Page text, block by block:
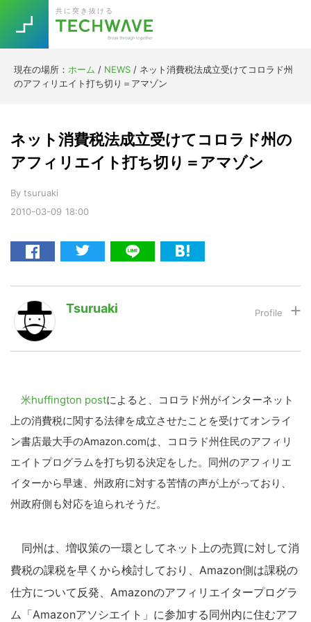
primary
navigation
main
content
primary
sidebar
footer
共に突き抜ける
現在の場所： ホーム / NEWS / ネット消費税法成立受けてコロラド州
のアフィリエイト打ち切り＝アマゾン
2010-03-09 18:00
ネット消費税法成立受けてコロラド州の
アフィリエイト打ち切り＝アマゾン
By tsuruaki
Tsuruaki
米huffington postによると、コロラド州がインターネット
上の消費税に関する法律を成立させたことを受けてオンライ
ン書店最大手のAmazon.comは、コロラド州住民のアフィリ
エイトプログラムを打ち切る決定をした。同州のアフィリエ
イターから早速、州政府に対する苦情の声が上がっており、
州政府側も対応を迫られそうだ。
同州は、増収策の一環としてネット上の売買に対して消
費税の課税を早くから検討しており、Amazon側は課税の
仕方について反発、Amazonのアフィリエイタープログラ
ム「Amazonアソシエイト」に参加する同州内に住むアフ
TOPICS
RE:LIFE
Re:Work
AI
Drone
[Startup]
[Voice Edition]
[YouTube]
投資家登録
Block Data Bank
Trend 今話題の注目キーワード
5G Asana テレワーク